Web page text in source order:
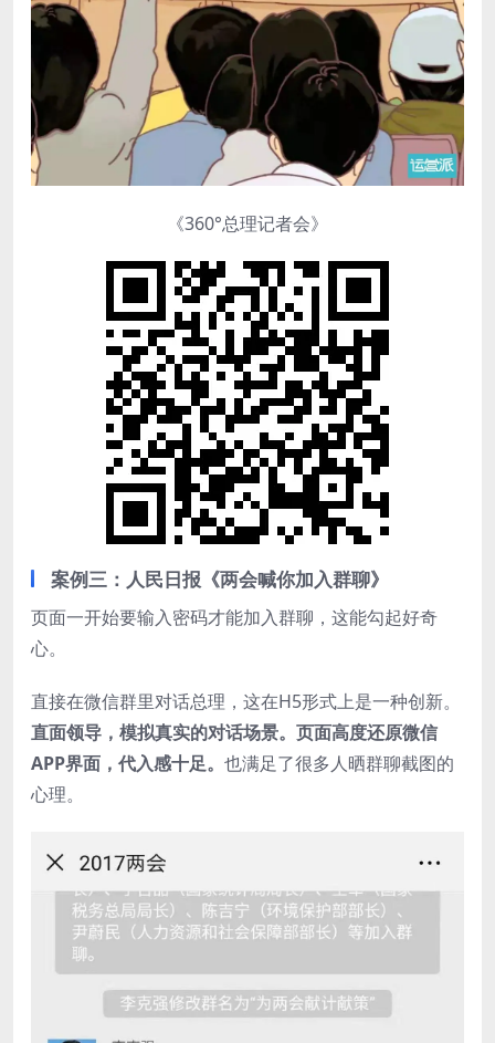
《360°总理记者会》
案例三：人民日报《两会喊你加入群聊》
页面一开始要输入密码才能加入群聊，这能勾起好奇
心。
直接在微信群里对话总理，这在H5形式上是一种创新。
直面领导，模拟真实的对话场景。页面高度还原微信
APP界面，代入感十足。 也满足了很多人晒群聊截图的
心理。